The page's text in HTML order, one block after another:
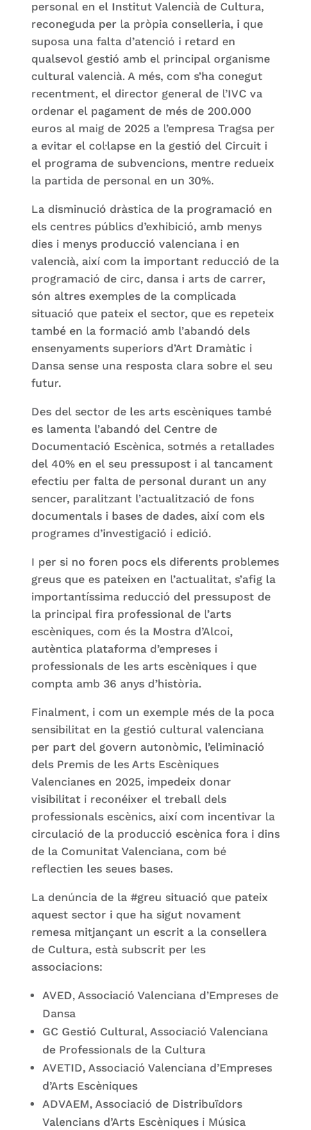
personal en el Institut Valencià de Cultura,
reconeguda per la pròpia conselleria, i que
suposa una falta d’atenció i retard en
qualsevol gestió amb el principal organisme
cultural valencià. A més, com s’ha conegut
recentment, el director general de l’IVC va
ordenar el pagament de més de 200.000
euros al maig de 2025 a l’empresa Tragsa per
a evitar el col·lapse en la gestió del Circuit i
el programa de subvencions, mentre redueix
la partida de personal en un 30%.
La disminució dràstica de la programació en
els centres públics d’exhibició, amb menys
dies i menys producció valenciana i en
valencià, així com la important reducció de la
programació de circ, dansa i arts de carrer,
són altres exemples de la complicada
situació que pateix el sector, que es repeteix
també en la formació amb l’abandó dels
ensenyaments superiors d’Art Dramàtic i
Dansa sense una resposta clara sobre el seu
futur.
Des del sector de les arts escèniques també
es lamenta l’abandó del Centre de
Documentació Escènica, sotmés a retallades
del 40% en el seu pressupost i al tancament
efectiu per falta de personal durant un any
sencer, paralitzant l’actualització de fons
documentals i bases de dades, així com els
programes d’investigació i edició.
I per si no foren pocs els diferents problemes
greus que es pateixen en l’actualitat, s’afig la
importantíssima reducció del pressupost de
la principal fira professional de l’arts
escèniques, com és la Mostra d’Alcoi,
autèntica plataforma d’empreses i
professionals de les arts escèniques i que
compta amb 36 anys d’història.
Finalment, i com un exemple més de la poca
sensibilitat en la gestió cultural valenciana
per part del govern autonòmic, l’eliminació
dels Premis de les Arts Escèniques
Valencianes en 2025, impedeix donar
visibilitat i reconéixer el treball dels
professionals escènics, així com incentivar la
circulació de la producció escènica fora i dins
de la Comunitat Valenciana, com bé
reflectien les seues bases.
La denúncia de la #greu situació que pateix
aquest sector i que ha sigut novament
remesa mitjançant un escrit a la consellera
de Cultura, està subscrit per les
associacions:
AVED, Associació Valenciana d’Empreses de
Dansa
GC Gestió Cultural, Associació Valenciana
de Professionals de la Cultura
AVETID, Associació Valenciana d’Empreses
d’Arts Escèniques
ADVAEM, Associació de Distribuïdors
Valencians d’Arts Escèniques i Música